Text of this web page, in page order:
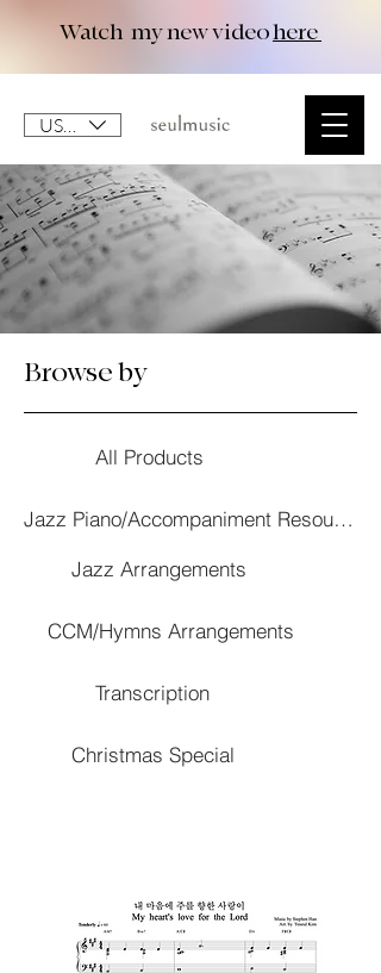
USD ($)
Watch my new videohere
Browse by
All Products
Jazz Piano/Accompaniment Resourses
Jazz Arrangements
CCM/Hymns Arrangements
Transcription
Christmas Special